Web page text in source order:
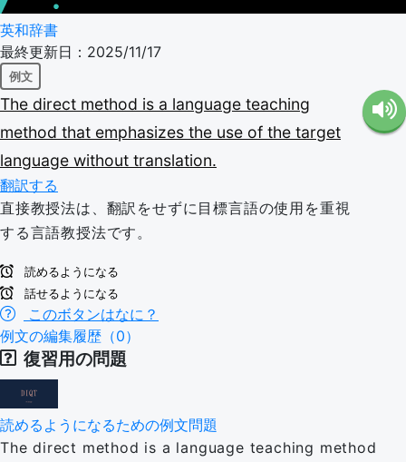
英和辞書
最終更新日：2025/11/17
例文
The direct method is a language teaching
method that emphasizes the use of the target
language without translation.
翻訳する
直接教授法は、翻訳をせずに目標言語の使用を重視
する言語教授法です。
読めるようになる
話せるようになる
このボタンはなに？
例文の編集履歴（0）
復習用の問題
読めるようになるための例文問題
The direct method is a language teaching method